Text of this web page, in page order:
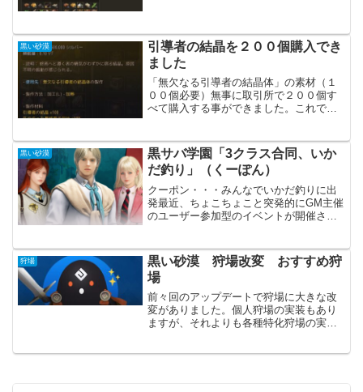
度に１個しか入手出来ませ...
黒い砂漠
引導者の結晶を２００個購入でき
ました
「無欠なる引導者の結晶体」の素材（１
００個必要）無事に取引所で２００個す
べて購入する事ができました。これで２
た。シルバーを使う先が限定されてい
き、貯まりやすくなるはずで...
黒い砂漠
黒サバ学園「3クラス合同、いか
だ釣り」（くーぽん）
クーポン・・・みんなでいかだ釣りに出
発最近、ちょこちょこと突発的にGM主催
のユーザー参加型のイベントが開催され
みたいですが、なかなか難しいかもしれ
ません。イベント関係で...
狩場
黒い砂漠 狩場改変 おすすめ狩
場
前々回のアップデートで狩場に大きな改
変がありました。個人狩場の実装もあり
ますが、それよりも各種特化狩場の実装